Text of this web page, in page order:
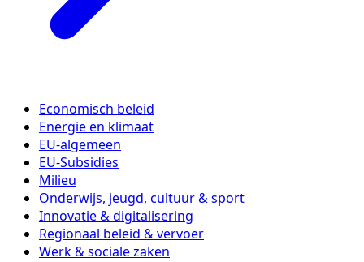
Economisch beleid
Energie en klimaat
EU-algemeen
EU-Subsidies
Milieu
Onderwijs, jeugd, cultuur & sport
Innovatie & digitalisering
Regionaal beleid & vervoer
Werk & sociale zaken